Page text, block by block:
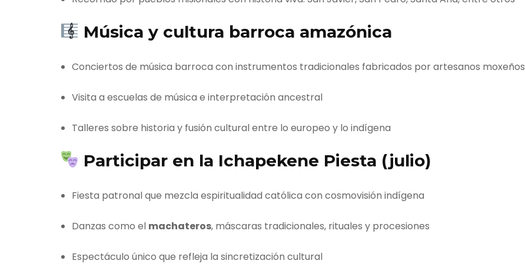
Música y cultura barroca amazónica
Conciertos de música barroca con instrumentos tradicionales fabricados por artesanos moxeños
Visita a escuelas de música e interpretación ancestral
Talleres sobre historia y fusión cultural entre lo europeo y lo indígena
Participar en la Ichapekene Piesta (julio)
Fiesta patronal que mezcla espiritualidad católica con cosmovisión indígena
Danzas como el machateros, máscaras tradicionales, rituales y procesiones
Espectáculo único que refleja la sincretización cultural